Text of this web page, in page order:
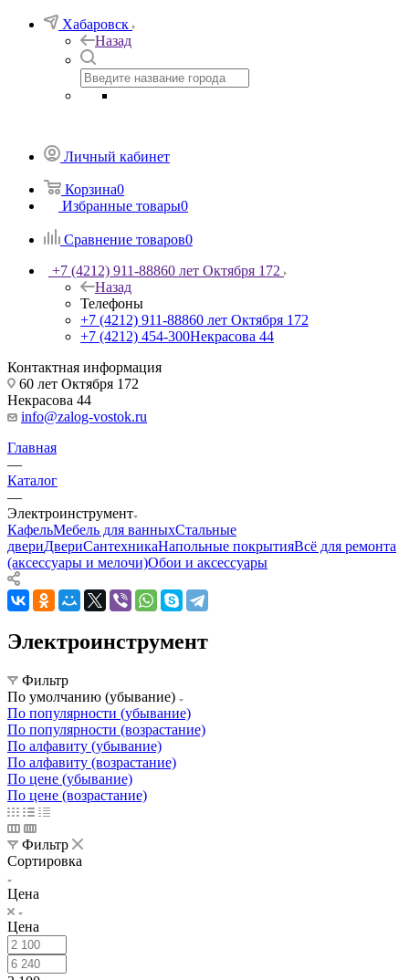
Хабаровск
Назад
Личный кабинет
Корзина0
Избранные товары0
Сравнение товаров0
+7 (4212) 911-88860 лет Октября 172
Назад
Телефоны
+7 (4212) 911-88860 лет Октября 172
+7 (4212) 454-300Некрасова 44
Контактная информация
60 лет Октября 172
Некрасова 44
info@zalog-vostok.ru
Главная
—
Каталог
—
Электроинструмент
КафельМебель для ванныхСтальные
двериДвериСантехникаНапольные покрытияВсё для ремонта
(аксессуары и мелочи)Обои и аксессуары
Электроинструмент
Фильтр
По умолчанию (убывание)
По популярности (убывание)
По популярности (возрастание)
По алфавиту (убывание)
По алфавиту (возрастание)
По цене (убывание)
По цене (возрастание)
Фильтр
Сортировка
Цена
Цена